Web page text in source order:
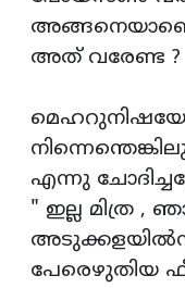
അത് വരേണ്ട ?
എന്നു
" ഇല്ല മിത്ര ,
പേരെഴുതിയ